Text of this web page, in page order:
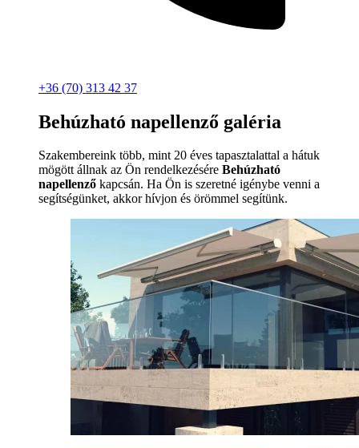
+36 (70) 313 42 37
Behúzható napellenző galéria
Szakembereink több, mint 20 éves tapasztalattal a hátuk
mögött állnak az Ön rendelkezésére Behúzható
napellenző kapcsán. Ha Ön is szeretné igénybe venni a
segítségünket, akkor hívjon és örömmel segítünk.